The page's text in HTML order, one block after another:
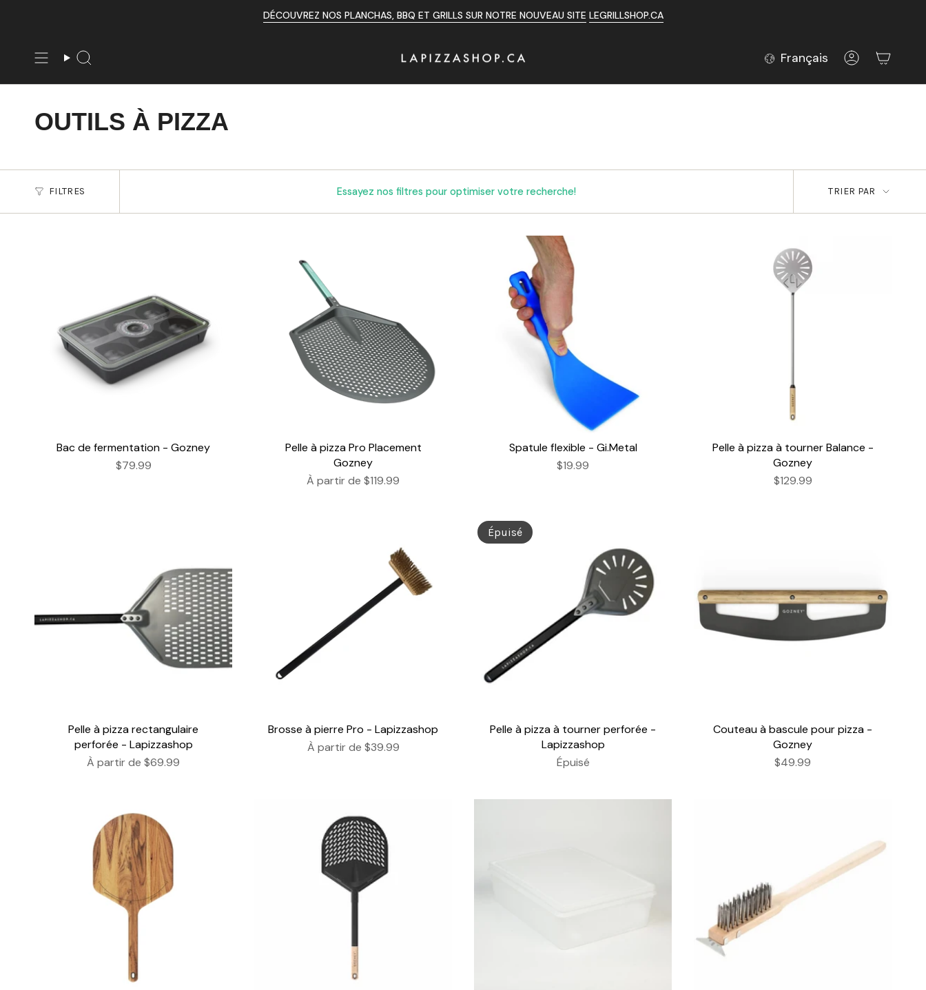
DÉCOUVREZ NOS PLANCHAS, BBQ ET GRILLS SUR NOTRE NOUVEAU SITE LEGRILLSHOP.CA
Recherche LANGUE
Français Compte
OUTILS À PIZZA
FILTRES Essayez nos filtres pour optimiser votre recherche!
TRIER
TRIER PAR
Bac de fermentation - Gozney
$79.99
Pelle à pizza Pro Placement
Gozney
À partir de $119.99
Spatule flexible - Gi.Metal
$19.99
Pelle à pizza à tourner Balance -
Gozney
$129.99
Pelle à pizza rectangulaire
perforée - Lapizzashop
À partir de $69.99
Brosse à pierre Pro - Lapizzashop
À partir de $39.99
Épuisé
Pelle à pizza à tourner perforée -
Lapizzashop
Épuisé
Couteau à bascule pour pizza -
Gozney
$49.99